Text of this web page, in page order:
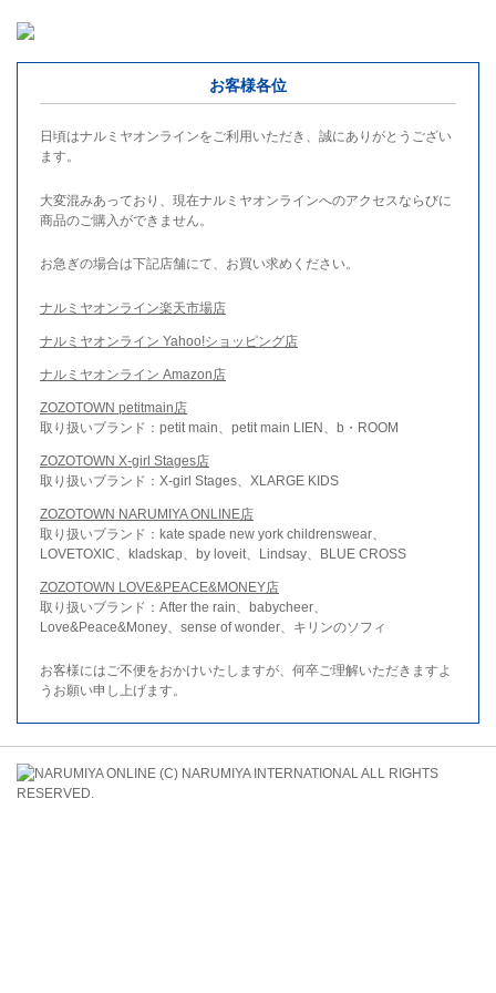
お客様各位
日頃はナルミヤオンラインをご利用いただき、誠にありがとうござい
ます。
大変混みあっており、現在ナルミヤオンラインへのアクセスならびに
商品のご購入ができません。
お急ぎの場合は下記店舗にて、お買い求めください。
ナルミヤオンライン楽天市場店
ナルミヤオンライン Yahoo!ショッピング店
ナルミヤオンライン Amazon店
ZOZOTOWN petitmain店
取り扱いブランド：petit main、petit main LIEN、b・ROOM
ZOZOTOWN X-girl Stages店
取り扱いブランド：X-girl Stages、XLARGE KIDS
ZOZOTOWN NARUMIYA ONLINE店
取り扱いブランド：kate spade new york childrenswear、
LOVETOXIC、kladskap、by loveit、Lindsay、BLUE CROSS
ZOZOTOWN LOVE&PEACE&MONEY店
取り扱いブランド：After the rain、babycheer、
Love&Peace&Money、sense of wonder、キリンのソフィ
お客様にはご不便をおかけいたしますが、何卒ご理解いただきますよ
うお願い申し上げます。